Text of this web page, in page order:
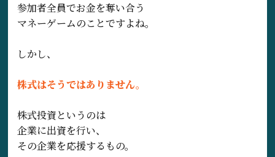
参加者全員でお金を奪い合う
マネーゲームのことですよね。
しかし、
株式はそうではありません。
株式投資というのは
企業に出資を行い、
その企業を応援するもの。